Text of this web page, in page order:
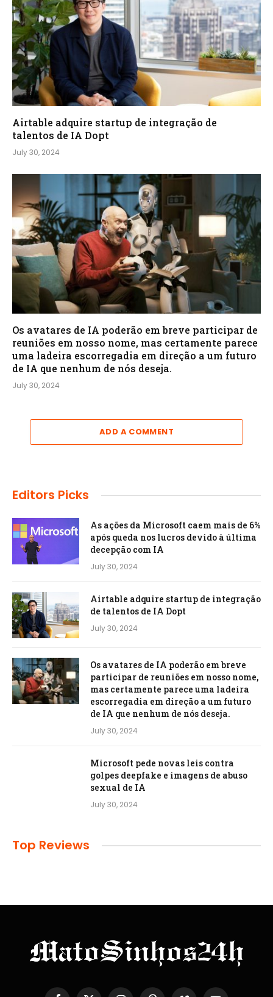
Airtable adquire startup de integração de
talentos de IA Dopt
July 30, 2024
Os avatares de IA poderão em breve participar de
reuniões em nosso nome, mas certamente parece
uma ladeira escorregadia em direção a um futuro
de IA que nenhum de nós deseja.
July 30, 2024
ADD A COMMENT
Editors Picks
As ações da Microsoft caem mais de 6%
após queda nos lucros devido à última
decepção com IA
July 30, 2024
Airtable adquire startup de integração
de talentos de IA Dopt
July 30, 2024
Os avatares de IA poderão em breve
participar de reuniões em nosso nome,
mas certamente parece uma ladeira
escorregadia em direção a um futuro
de IA que nenhum de nós deseja.
July 30, 2024
Microsoft pede novas leis contra
golpes deepfake e imagens de abuso
sexual de IA
July 30, 2024
Top Reviews